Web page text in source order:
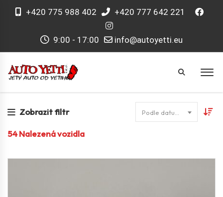
+420 775 988 402 +420 777 642 221
9:00 - 17:00 info@autoyetti.eu
Zobrazit filtr
54Nalezená vozidla